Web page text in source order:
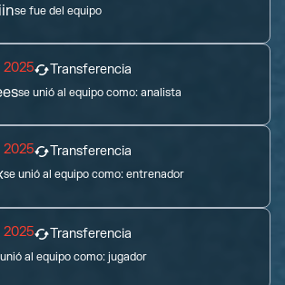
se fue del equipo
2025 Transferencia
se unió al equipo como:analista
2025 Transferencia
se unió al equipo como:entrenador
2025 Transferencia
al equipo como:jugador